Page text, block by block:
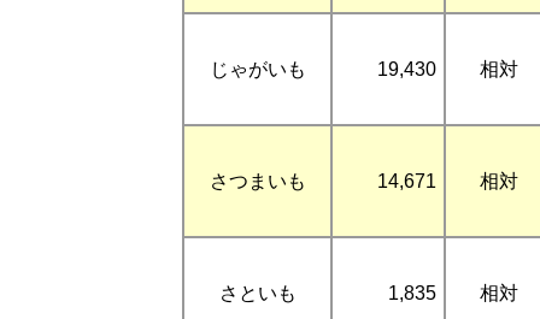
じゃがいも 19,430 相対
さつまいも 14,671 相対
さといも 1,835 相対